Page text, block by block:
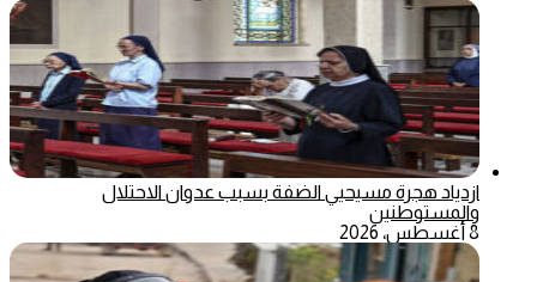
ازدياد هجرة مسيحيي الضفة بسبب عدوان الاحتلال
والمستوطنين
8 أغسطس، 2026